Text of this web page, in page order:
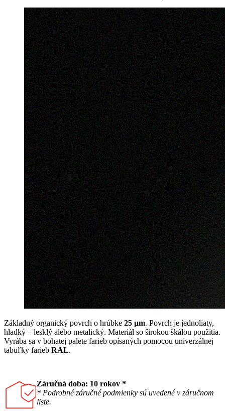
Základný organický povrch o hrúbke 25 μm. Povrch je jednoliaty,
hladký – lesklý alebo metalický. Materiál so širokou škálou použitia.
Vyrába sa v bohatej palete farieb opísaných pomocou univerzálnej
tabuľky farieb RAL.
Záručná doba: 10 rokov *
* Podrobné záručné podmienky sú uvedené v záručnom
liste.